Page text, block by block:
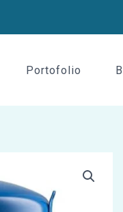
Portofolio